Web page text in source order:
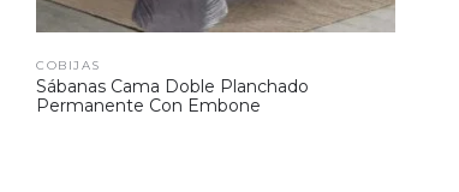
COBIJAS
Sábanas Cama Doble Planchado
Permanente Con Embone